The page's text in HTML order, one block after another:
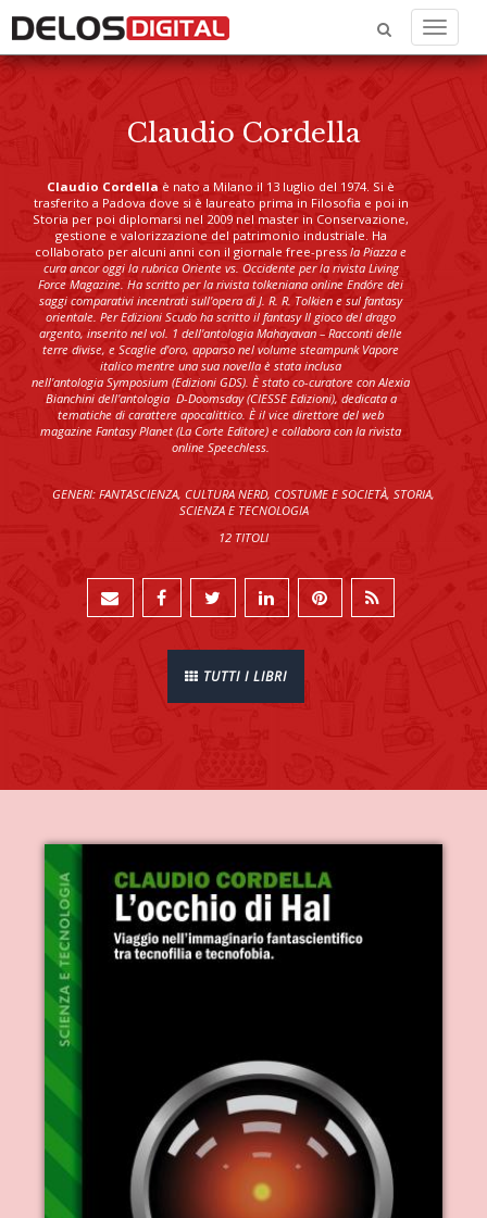
Menu
Claudio Cordella
Claudio Cordella è nato a Milano il 13 luglio del 1974. Si è
trasferito a Padova dove si è laureato prima in Filosofia e poi in
Storia per poi diplomarsi nel 2009 nel master in Conservazione,
gestione e valorizzazione del patrimonio industriale. Ha
collaborato per alcuni anni con il giornale free-press la Piazza e
cura ancor oggi la rubrica Oriente vs. Occidente per la rivista Living
Force Magazine. Ha scritto per la rivista tolkeniana online Endóre dei
saggi comparativi incentrati sull'opera di J. R. R. Tolkien e sul fantasy
orientale. Per Edizioni Scudo ha scritto il fantasyIl gioco del drago
argento, inserito nel vol. 1 dell'antologia Mahayavan – Racconti delle
terre divise, e Scaglie d'oro, apparso nel volume steampunk Vapore
italico mentre una sua novella è stata inclusa
nell'antologia Symposium (Edizioni GDS). È stato co-curatore con Alexia
Bianchini dell'antologia D-Doomsday (CIESSE Edizioni), dedicata a
tematiche di carattere apocalittico. È il vice direttore del web
magazine Fantasy Planet (La Corte Editore) e collabora con la rivista
online Speechless.
GENERI: FANTASCIENZA, CULTURA NERD, COSTUME E SOCIETÀ, STORIA,
SCIENZA E TECNOLOGIA
12 TITOLI
TUTTI I LIBRI